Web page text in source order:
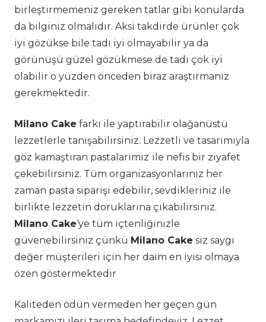
birleştirmemeniz gereken tatlar gibi konularda
da bilginiz olmalıdır. Aksi takdirde ürünler çok
iyi gözükse bile tadı iyi olmayabilir ya da
görünüşü güzel gözükmese de tadı çok iyi
olabilir o yüzden önceden biraz araştırmanız
gerekmektedir.
Milano Cake farkı ile yaptırabilir olağanüstü
lezzetlerle tanışabilirsiniz. Lezzetli ve tasarımıyla
göz kamaştıran pastalarımız ile nefis bir ziyafet
çekebilirsiniz. Tüm organizasyonlarınız her
zaman pasta siparişi edebilir, sevdikleriniz ile
birlikte lezzetin doruklarına çıkabilirsiniz.
Milano Cake‘ye tüm içtenliğinizle
güvenebilirsiniz çünkü Milano Cake siz saygı
değer müşterileri için her daim en iyisi olmaya
özen göstermektedir
Kaliteden ödün vermeden her geçen gün